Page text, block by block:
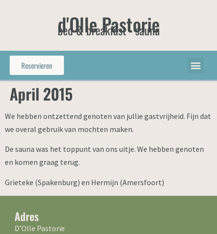
d'Olle Pastorie
bed & breakfast - sauna
Reservieren
April 2015
We hebben ontzettend genoten van jullie gastvrijheid. Fijn dat
we overal gebruik van mochten maken.
De sauna was het toppunt van ons uitje. We hebben genoten
en komen graag terug.
Grieteke (Spakenburg) en Hermijn (Amersfoort)
Adres
D’Olle Pastorie